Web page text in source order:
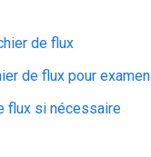
de flux
de flux pour examen
flux si nécessaire